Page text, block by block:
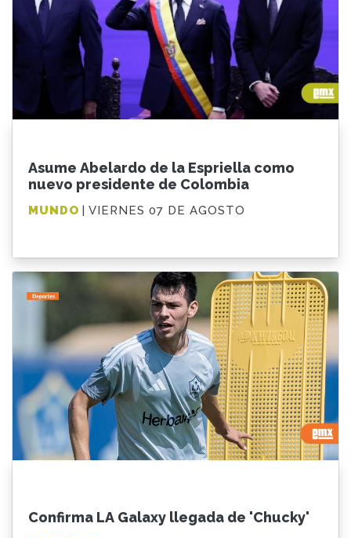
Asume Abelardo de la Espriella como
nuevo presidente de Colombia
MUNDO | VIERNES 07 DE AGOSTO
Confirma LA Galaxy llegada de 'Chucky'